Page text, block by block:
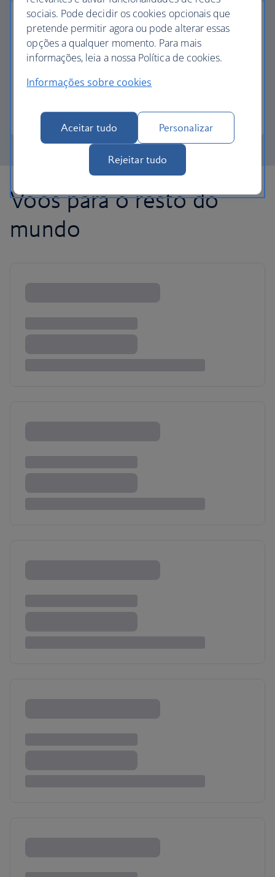
pagamento parcial com avios
Reduza o custo do seu próximo voo com Avios.
Saiba mais sobre o pagamento parcial
Voos para o resto do
mundo
sociais. Pode decidir os cookies opcionais que
pretende permitir agora ou pode alterar essas
opções a qualquer momento. Para mais
informações, leia a nossa Política de cookies.
Informações sobre cookies
Aceitar tudo Personalizar
Rejeitar tudo